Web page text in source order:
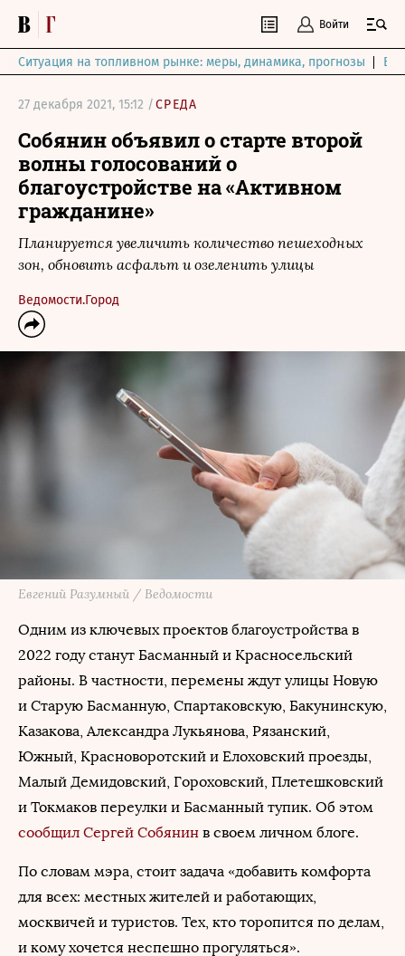
Войти
Ситуация на топливном рынке: меры, динамика, прогнозы
27 декабря 2021, 15:12 /СРЕДА
Собянин объявил о старте второй
волны голосований о
благоустройстве на «Активном
гражданине»
Планируется увеличить количество пешеходных
зон, обновить асфальт и озеленить улицы
Ведомости.Город
Евгений Разумный / Ведомости
Одним из ключевых проектов благоустройства в
2022 году станут Басманный и Красносельский
районы. В частности, перемены ждут улицы Новую
и Старую Басманную, Спартаковскую, Бакунинскую,
Казакова, Александра Лукьянова, Рязанский,
Южный, Красноворотский и Елоховский проезды,
Малый Демидовский, Гороховский, Плетешковский
и Токмаков переулки и Басманный тупик. Об этом
сообщил Сергей Собянин в своем личном блоге.
По словам мэра, стоит задача «добавить комфорта
для всех: местных жителей и работающих,
москвичей и туристов. Тех, кто торопится по делам,
и кому хочется неспешно прогуляться».